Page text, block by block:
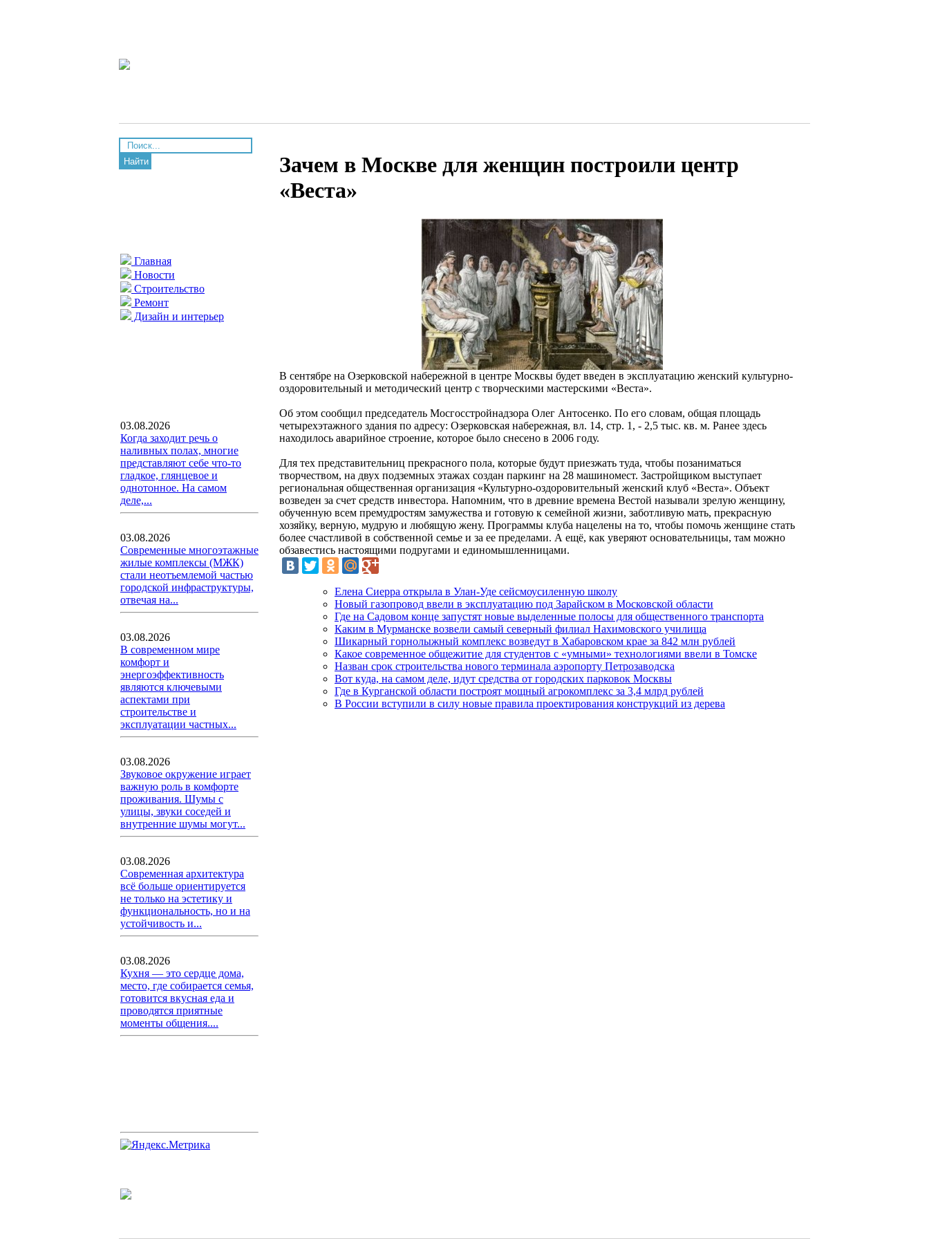
Найти
Главная
Новости
Строительство
Ремонт
Дизайн и интерьер
03.08.2026
Когда заходит речь о
наливных полах, многие
представляют себе что-то
гладкое, глянцевое и
однотонное. На самом
деле,...
03.08.2026
Современные многоэтажные
жилые комплексы (МЖК)
стали неотъемлемой частью
городской инфраструктуры,
отвечая на...
03.08.2026
В современном мире
комфорт и
энергоэффективность
являются ключевыми
аспектами при
строительстве и
эксплуатации частных...
03.08.2026
Звуковое окружение играет
важную роль в комфорте
проживания. Шумы с
улицы, звуки соседей и
внутренние шумы могут...
03.08.2026
Современная архитектура
всё больше ориентируется
не только на эстетику и
функциональность, но и на
устойчивость и...
03.08.2026
Кухня — это сердце дома,
место, где собирается семья,
готовится вкусная еда и
проводятся приятные
моменты общения....
Зачем в Москве для женщин построили центр
«Веста»
В сентябре на Озерковской набережной в центре Москвы будет введен в эксплуатацию женский культурно-
оздоровительный и методический центр с творческими мастерскими «Веста».
Об этом сообщил председатель Мосгосстройнадзора Олег Антосенко. По его словам, общая площадь
четырехэтажного здания по адресу: Озерковская набережная, вл. 14, стр. 1, - 2,5 тыс. кв. м. Ранее здесь
находилось аварийное строение, которое было снесено в 2006 году.
Для тех представительниц прекрасного пола, которые будут приезжать туда, чтобы позаниматься
творчеством, на двух подземных этажах создан паркинг на 28 машиномест. Застройщиком выступает
региональная общественная организация «Культурно-оздоровительный женский клуб «Веста». Объект
возведен за счет средств инвестора. Напомним, что в древние времена Вестой называли зрелую женщину,
обученную всем премудростям замужества и готовую к семейной жизни, заботливую мать, прекрасную
хозяйку, верную, мудрую и любящую жену. Программы клуба нацелены на то, чтобы помочь женщине стать
более счастливой в собственной семье и за ее пределами. А ещё, как уверяют основательницы, там можно
обзавестись настоящими подругами и единомышленницами.
Елена Сиерра открыла в Улан-Уде сейсмоусиленную школу
Новый газопровод ввели в эксплуатацию под Зарайском в Московской области
Где на Садовом конце запустят новые выделенные полосы для общественного транспорта
Каким в Мурманске возвели самый северный филиал Нахимовского училища
Шикарный горнолыжный комплекс возведут в Хабаровском крае за 842 млн рублей
Какое современное общежитие для студентов с «умными» технологиями ввели в Томске
Назван срок строительства нового терминала аэропорту Петрозаводска
Вот куда, на самом деле, идут средства от городских парковок Москвы
Где в Курганской области построят мощный агрокомплекс за 3,4 млрд рублей
В России вступили в силу новые правила проектирования конструкций из дерева